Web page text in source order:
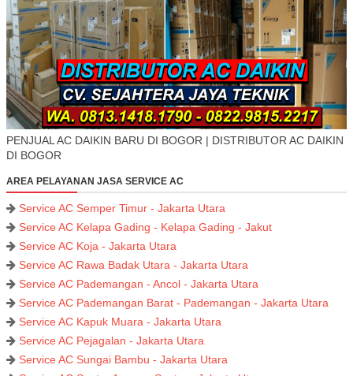
PENJUAL AC DAIKIN BARU DI BOGOR | DISTRIBUTOR AC DAIKIN
DI BOGOR
AREA PELAYANAN JASA SERVICE AC
Service AC Semper Timur - Jakarta Utara
Service AC Kelapa Gading - Kelapa Gading - Jakut
Service AC Koja - Jakarta Utara
Service AC Rawa Badak Utara - Jakarta Utara
Service AC Pademangan - Ancol - Jakarta Utara
Service AC Pademangan Barat - Pademangan - Jakarta Utara
Service AC Kapuk Muara - Jakarta Utara
Service AC Pejagalan - Jakarta Utara
Service AC Sungai Bambu - Jakarta Utara